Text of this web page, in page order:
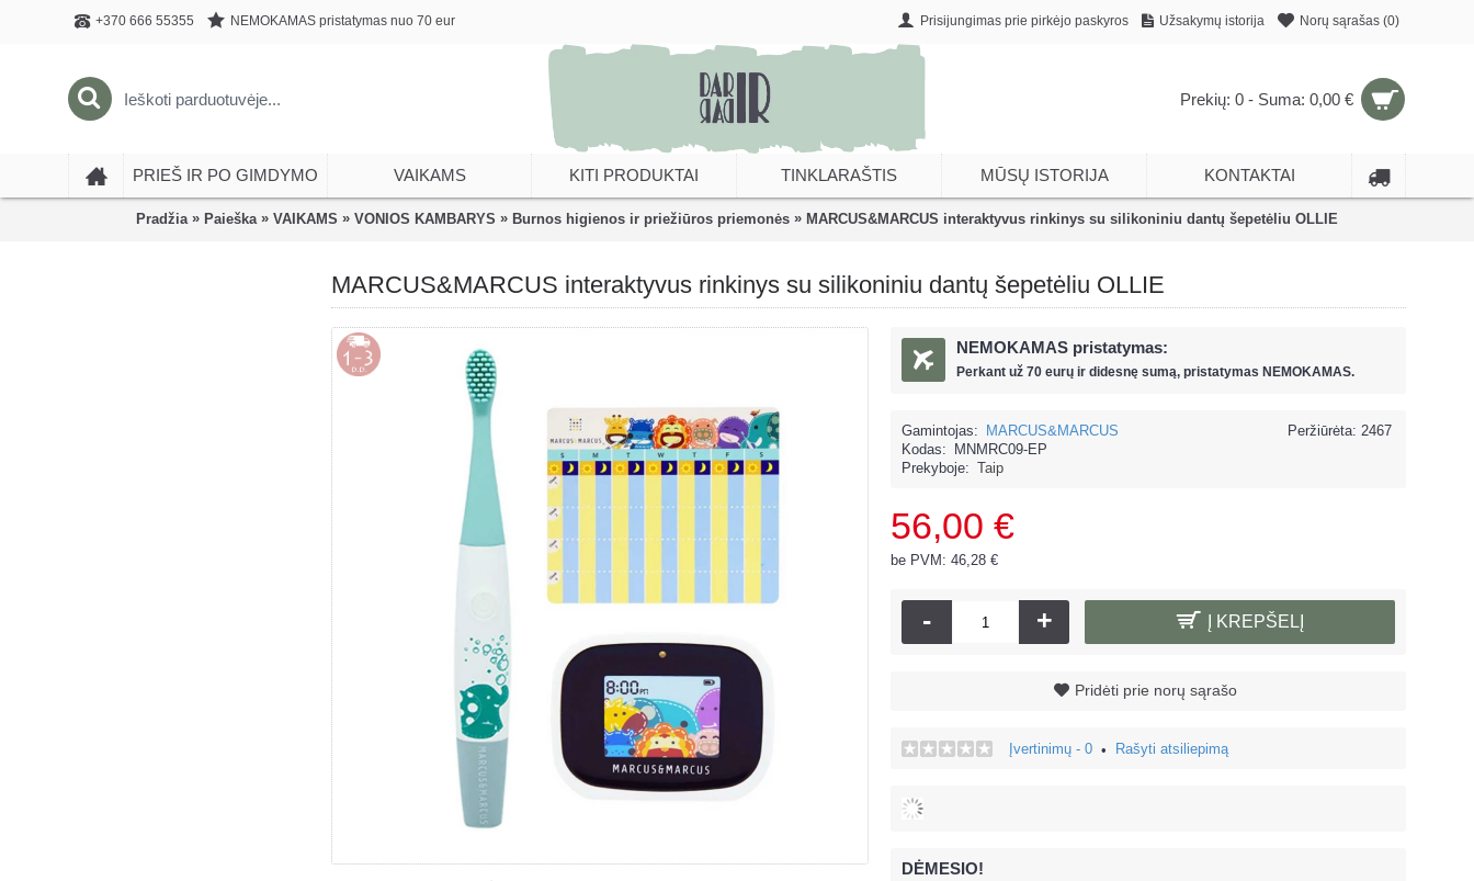
+370 666 55355 NEMOKAMAS pristatymas nuo 70 eur Prisijungimas prie pirkėjo paskyros Užsakymų istorija Norų sąrašas (0)
Prekių: 0 - Suma: 0,00 €
PRIEŠ IR PO GIMDYMO VAIKAMS KITI PRODUKTAI TINKLARAŠTIS MŪSŲ ISTORIJA KONTAKTAI
Pradžia » Paieška » VAIKAMS » VONIOS KAMBARYS » Burnos higienos ir priežiūros priemonės » MARCUS&MARCUS interaktyvus rinkinys su silikoniniu dantų šepetėliu OLLIE
MARCUS&MARCUS interaktyvus rinkinys su silikoniniu dantų šepetėliu OLLIE
NEMOKAMAS pristatymas:
Perkant už 70 eurų ir didesnę sumą, pristatymas NEMOKAMAS.
Peržiūrėta: 2467
Gamintojas:
MARCUS&MARCUS
Kodas:
MNMRC09-EP
Prekyboje: Taip
56,00 €
be PVM: 46,28 €
- + Į KREPŠELĮ
Pridėti prie norų sąrašo
Įvertinimų - 0 • Rašyti atsiliepimą
DĖMESIO!